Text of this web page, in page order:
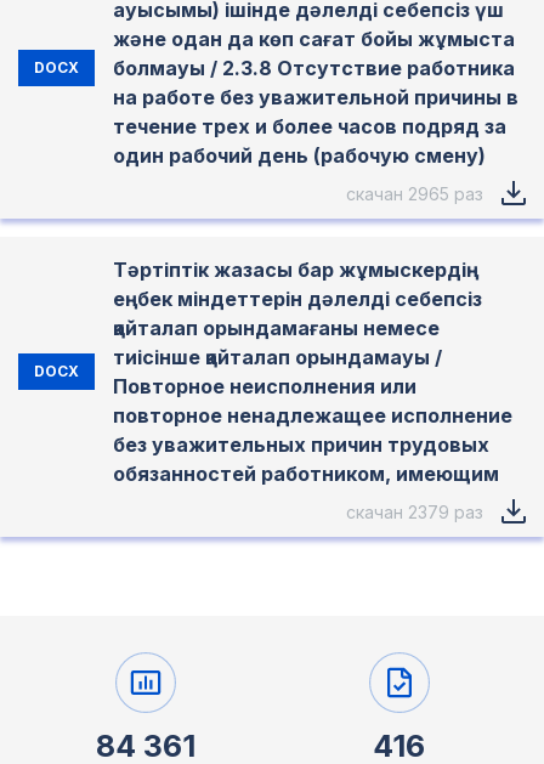
DOCX
ауысымы) ішінде дәлелді себепсіз үш
және одан да көп сағат бойы жұмыста
болмауы / 2.3.8 Отсутствие работника
на работе без уважительной причины в
течение трех и более часов подряд за
один рабочий день (рабочую смену)
скачан 2965 раз
DOCX
Тәртіптік жазасы бар жұмыскердің
еңбек міндеттерін дәлелді себепсіз
қайталап орындамағаны немесе
тиісінше қайталап орындамауы /
Повторное неисполнения или
повторное ненадлежащее исполнение
без уважительных причин трудовых
обязанностей работником, имеющим
скачан 2379 раз
84 361 416